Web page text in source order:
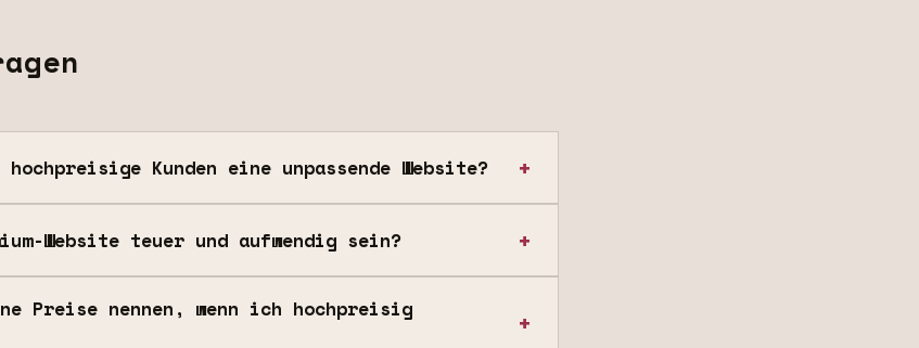
hochpreisige Kunden eine unpassende Website?
Website teuer und aufwendig sein?
Preise nennen, wenn ich hochpreisig